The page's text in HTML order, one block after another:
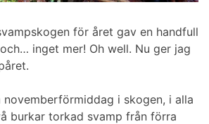
för året gav en handfull
inget mer! Oh well. Nu ger jag
novemberförmiddag i skogen, i alla
burkar torkad svamp från förra